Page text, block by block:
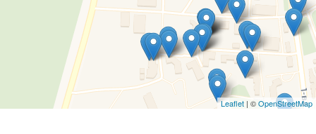
Leaflet | ©OpenStreetMap